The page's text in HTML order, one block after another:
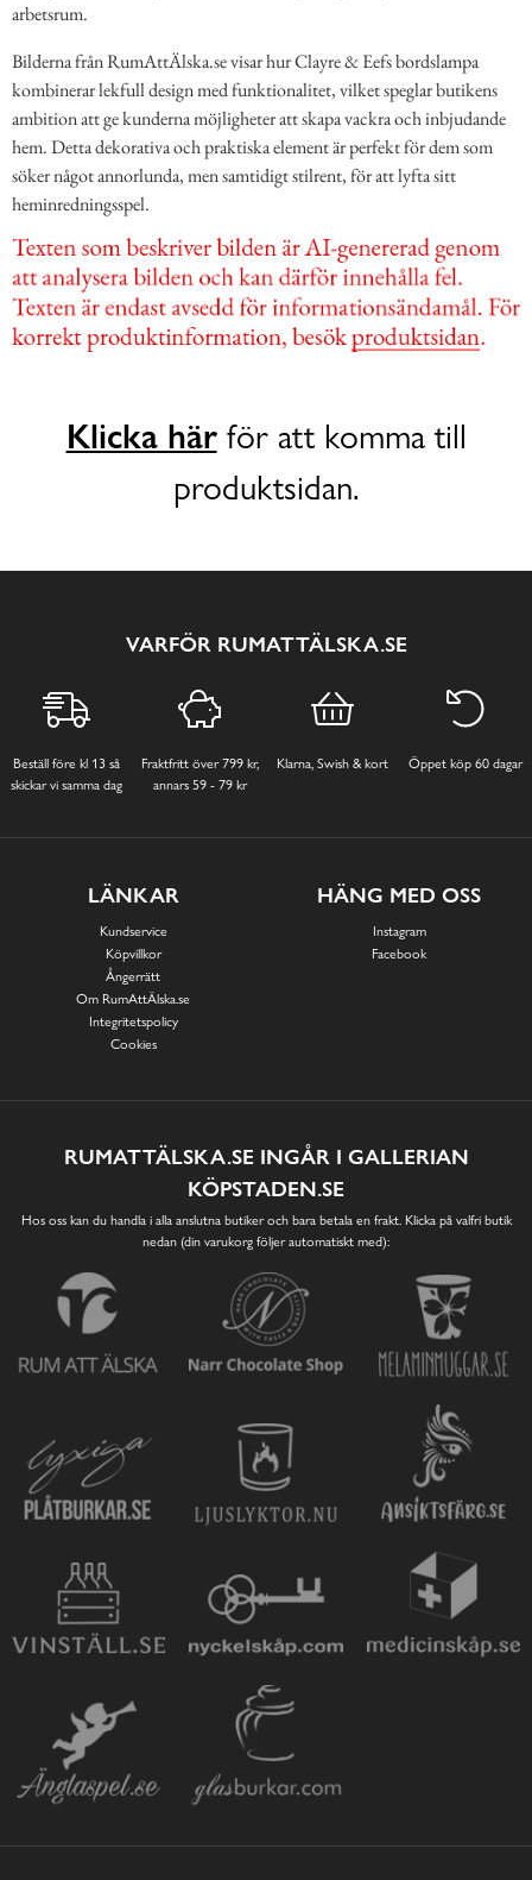
arbetsrum.
Bilderna från RumAttÄlska.se visar hur Clayre & Eefs bordslampa
kombinerar lekfull design med funktionalitet, vilket speglar butikens
ambition att ge kunderna möjligheter att skapa vackra och inbjudande
hem. Detta dekorativa och praktiska element är perfekt för dem som
söker något annorlunda, men samtidigt stilrent, för att lyfta sitt
heminredningsspel.
Klicka härför att komma till
produktsidan.
VARFÖR RUMATTÄLSKA.SE
Beställ före kl 13 så
skickar vi samma dag
Fraktfritt över 799 kr,
annars 59 - 79 kr
Klarna, Swish & kort Öppet köp 60 dagar
LÄNKAR
Kundservice
Köpvillkor
Ångerrätt
Om RumAttÄlska.se
Integritetspolicy
Cookies
HÄNG MED OSS
Instagram
Facebook
RUMATTÄLSKA.SE INGÅR I GALLERIAN
KÖPSTADEN.SE
Hos oss kan du handla i alla anslutna butiker och bara betala en frakt. Klicka på valfri butik
nedan (din varukorg följer automatiskt med):